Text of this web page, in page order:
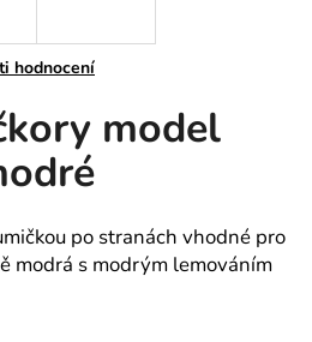
hodnocení
model
po stranách vhodné pro
modrá s modrým lemováním